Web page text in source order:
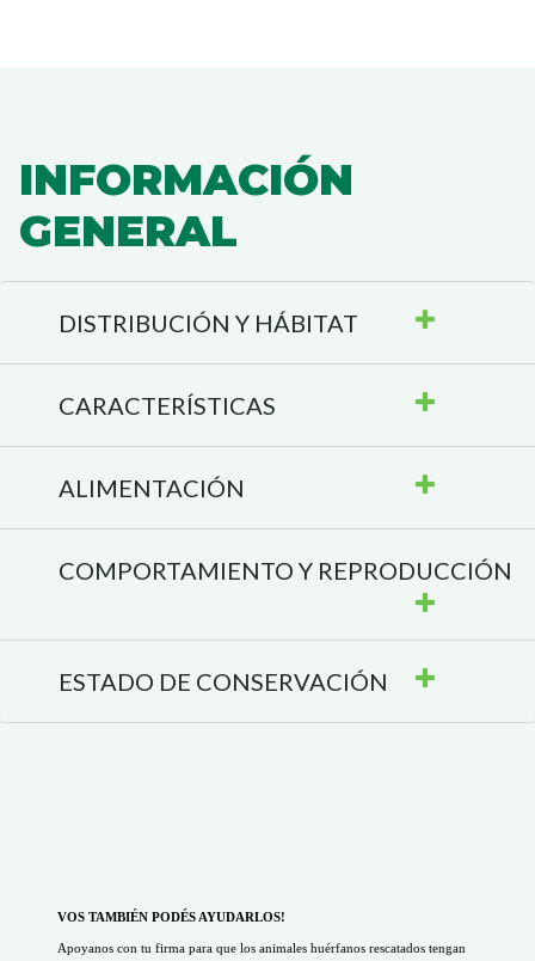
A CONSERVAR EL CIERVO DE
COLABORÁ
INFORMACIÓN
GENERAL
DISTRIBUCIÓN Y HÁBITAT
CARACTERÍSTICAS
ALIMENTACIÓN
COMPORTAMIENTO Y REPRODUCCIÓN
ESTADO DE CONSERVACIÓN
VOS TAMBIÉN PODÉS AYUDARLOS!
Apoyanos con tu firma para que los animales huérfanos rescatados tengan